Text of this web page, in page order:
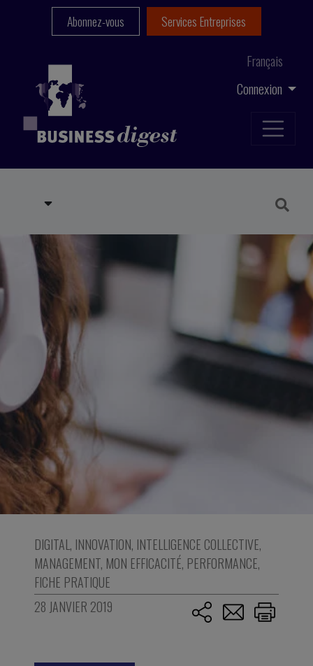
Connexion
Français
Abonnez-vous Services Entreprises
DIGITAL, INNOVATION, INTELLIGENCE COLLECTIVE,
MANAGEMENT, MON EFFICACITÉ, PERFORMANCE,
FICHE PRATIQUE
28 JANVIER 2019